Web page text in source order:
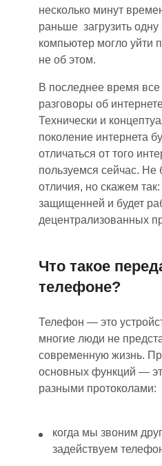
несколько минут
раньше загрузить одну
компьютер могло уйти
не об этом.
В последнее время
разговоры об
Технически и
поколение интернета
отличаться от того
пользуемся сейчас. Не
отличия, но скажем
защищенней и будет
децентрализованных
Что такое
телефоне?
Телефон — это
многие люди не
современную жизнь.
основных функций —
разными протоколами:
когда мы звоним друг
задействуем